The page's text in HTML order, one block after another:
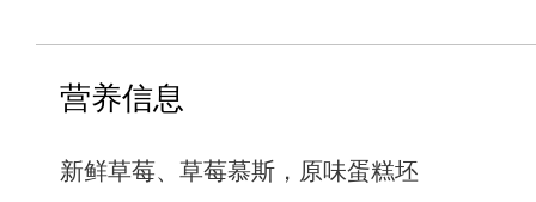
营养信息
新鲜草莓、草莓慕斯，原味蛋糕坯